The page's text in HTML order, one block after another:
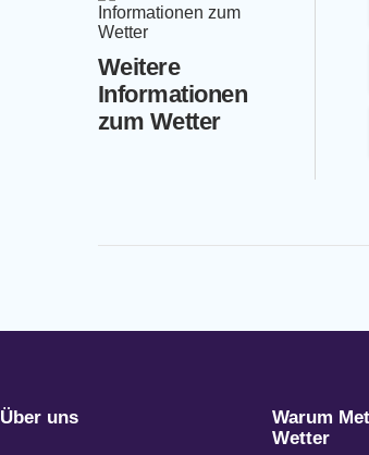
Weitere
Informationen
zum Wetter
Über uns
Warum
Wetter